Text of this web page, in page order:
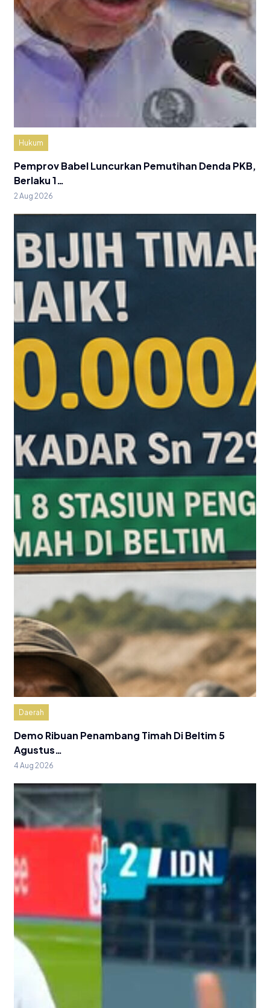
Hukum
Pemprov Babel Luncurkan Pemutihan Denda PKB,
Berlaku 1…
2 Aug 2026
Daerah
Demo Ribuan Penambang Timah Di Beltim 5
Agustus…
4 Aug 2026